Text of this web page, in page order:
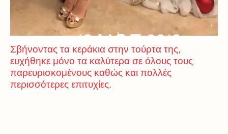
Σβήνοντας τα κεράκια στην τούρτα της,
ευχήθηκε μόνο τα καλύτερα σε όλους τους
παρευρισκομένους καθώς και πολλές
περισσότερες επιτυχίες.